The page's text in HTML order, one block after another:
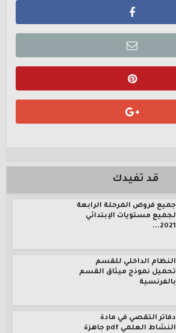
قد تفيدك
جميع فروض المرحلة الرابعة
لجميع مستويات الإبتدائي
2021...
النظام الداخلي للقسم
تحميل نموذج ميثاق القسم
بالفرنسية
دفاتر التقصي في مادة
النشاط العلمي pdf جاهزة